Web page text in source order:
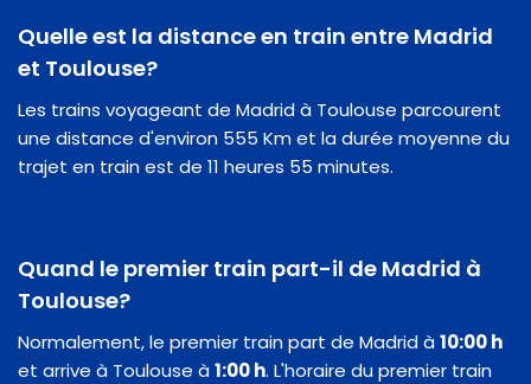
Quelle est la distance en train entre Madrid
et Toulouse?
Les trains voyageant de Madrid à Toulouse parcourent
une distance d'environ 555 Km et la durée moyenne du
trajet en train est de 11 heures 55 minutes.
Quand le premier train part-il de Madrid à
Toulouse?
Normalement, le premier train part de Madrid à10:00 h
et arrive à Toulouse à1:00 h. L'horaire du premier train